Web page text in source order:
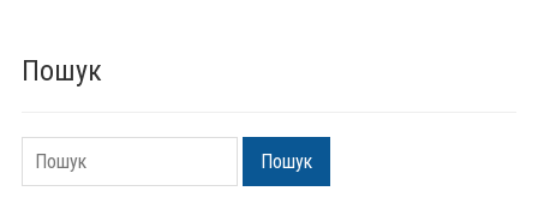
Пошук
Пошук Пошук